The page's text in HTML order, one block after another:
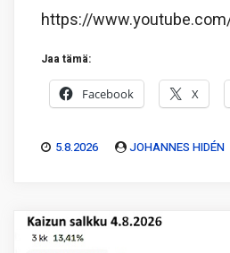
https://
Jaa tämä:
Facebook X
5.8.2026 JOHANNES HIDÉN